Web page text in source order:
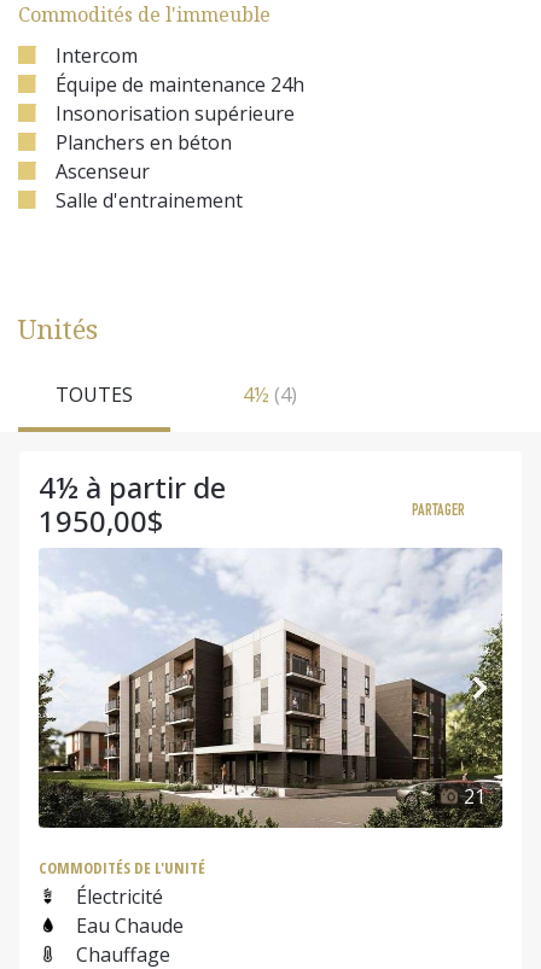
Commodités de l'immeuble
Intercom
Équipe de maintenance 24h
Insonorisation supérieure
Planchers en béton
Ascenseur
Salle d'entrainement
Unités
TOUTES 4½ (4)
4½ à partir de
1950,00$
PARTAGER
21
COMMODITÉS DE L'UNITÉ
Électricité
Eau Chaude
Chauffage